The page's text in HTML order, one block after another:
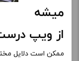
میشه
از ویپ
ممکن است دلایل